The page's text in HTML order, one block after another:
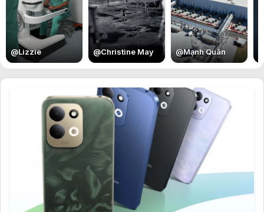
@Lizzie @Christine May @Mạnh Quân